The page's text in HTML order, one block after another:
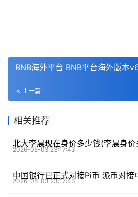
BNB海外平台 BNB平台海外版本
上一篇
相关推荐
北大李晨现在身价多少钱(李晨身价
2026-05-03 23:17:43
中国银行已正式对接Pi币 派币对接
2026-05-03 23:17:43